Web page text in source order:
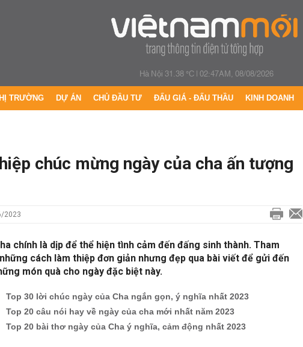
Hà Nội 31.38 °C|02:47AM, 08/08/2026
TRƯỜNG DỰ ÁN CHỦ ĐẦU TƯ ĐẤU GIÁ - ĐẤU THẦU KINH DOANH
chúc mừng ngày của cha ấn tượng
2023
chính là dịp để thể hiện tình cảm đến đấng sinh thành. Tham
cách làm thiệp đơn giản nhưng đẹp qua bài viết để gửi đến
món quà cho ngày đặc biệt này.
Top 30 lời chúc ngày của Cha ngắn gọn, ý nghĩa nhất 2023
Top 20 câu nói hay về ngày của cha mới nhất năm 2023
Top 20 bài thơ ngày của Cha ý nghĩa, cảm động nhất 2023